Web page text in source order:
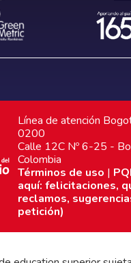
Línea de atención
0200
Calle 12C Nº 6-25 -
Colombia
Términos de uso |
aquí: felicitaciones,
reclamos,
petición)